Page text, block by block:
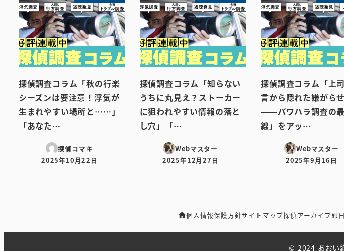
探偵調査コラム「秋の行楽
シーズンは要注意！浮気が
生まれやすい場所と……」
「あなた…
探偵コマキ
投稿日
2025年10月22日
探偵調査コラム「知らない
うちに丸見え？ストーカー
に狙われやすい情報の落と
し穴」「…
Webマスター
投稿日
2025年12月27日
探偵調査コラム「上
言から隠れた嫌がら
——パワハラ調査の
線」をアッ…
Webマスター
投稿日
2025年9月16日
個人情報保護方針サイトマップ探偵アーカイブ即
© 2024 あおい